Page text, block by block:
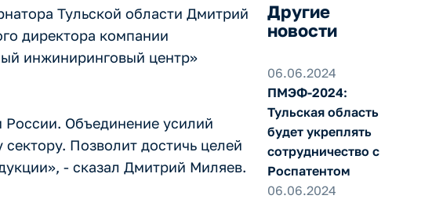
Тульской области Дмитрий
директора компании
инжиниринговый центр»
России. Объединение усилий
Позволит достичь целей
- сказал Дмитрий Миляев.
Другие
новости
06.06.2024
ПМЭФ-2024:
Тульская область
будет укреплять
сотрудничество с
Роспатентом
06.06.2024